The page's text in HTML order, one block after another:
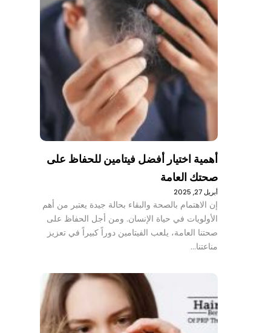
أهمية اختيار أفضل فيتامين للحفاظ على
صحتك العامة
أبريل 27, 2025
إن الاهتمام بالصحة والبقاء بحالة جيدة يعتبر من أهم
الأولويات في حياة الإنسان. ومن أجل الحفاظ على
صحتنا العامة، يلعب الفيتامين دوراً كبيراً في تعزيز
مناعتنا…